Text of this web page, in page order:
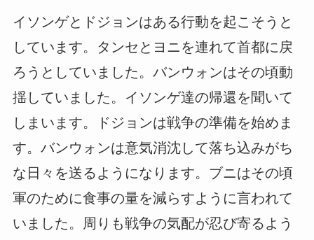
イソンゲとドジョンはある行動を起こそうと
しています。タンセとヨニを連れて首都に戻
ろうとしていました。バンウォンはその頃動
揺していました。イソンゲ達の帰還を聞いて
しまいます。ドジョンは戦争の準備を始めま
す。バンウォンは意気消沈して落ち込みがち
な日々を送るようになります。ブニはその頃
軍のために食事の量を減らすように言われて
いました。周りも戦争の気配が忍び寄るよう